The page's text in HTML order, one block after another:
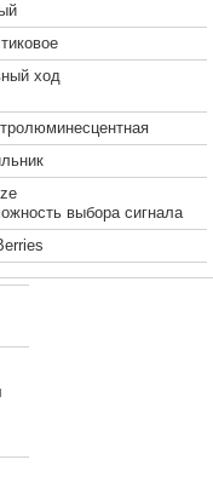
ход
выбора сигнала